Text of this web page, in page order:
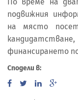
подвижния
на място
финансирането
Сподели в: